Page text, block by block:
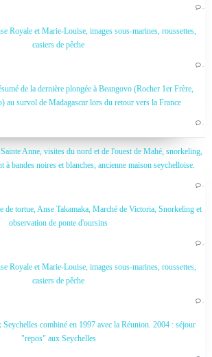
…
Royale et Marie-Louise, images sous-marines, roussettes,
casiers de pêche
…
de la dernière plongée à Beangovo (Rocher 1er Frère,
au survol de Madagascar lors du retour vers la France
…
Anne, visites du nord et de l'ouest de Mahé, snorkeling,
à bandes noires et blanches, ancienne maison seychelloise.
…
de tortue, Anse Takamaka, Marché de Victoria, Snorkeling et
observation de ponte d'oursins
…
Royale et Marie-Louise, images sous-marines, roussettes,
casiers de pêche
…
combiné en 1997 avec la Réunion. 2004 : séjour
"repos" aux Seychelles